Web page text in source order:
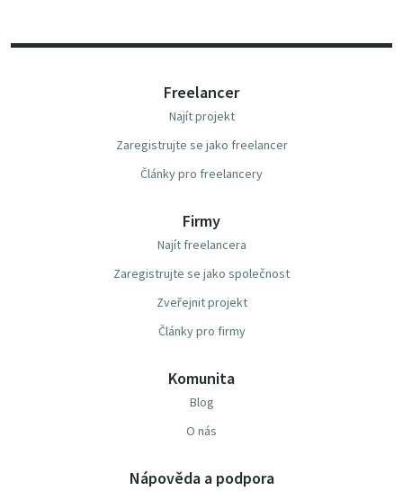
Freelancer
Najít projekt
Zaregistrujte se jako freelancer
Články pro freelancery
Firmy
Najít freelancera
Zaregistrujte se jako společnost
Zveřejnit projekt
Články pro firmy
Komunita
Blog
O nás
Nápověda a podpora